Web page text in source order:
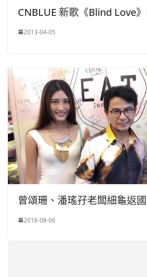
CNBLUE 新歌《Blind Love
2013-04-05
曾頌珊、潘瑤孖老闆細龜返
2018-08-06